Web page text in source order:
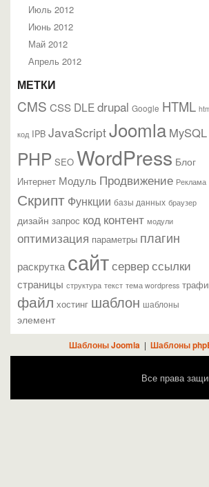
Июль 2012
Июнь 2012
Май 2012
Апрель 2012
МЕТКИ
CMS CSS DLEdrupal Google HTML
код IPB JavaScriptJoomla MySQL
PHP SEO WordPress Блог
Интернет Модуль Продвижение Реклама
Скрипт Функции базы данных браузер
дизайн запрос код контент модули
оптимизация параметры плагин
раскрутка сайтсерверссылки
страницы структура текст тема wordpress
файл хостинг шаблон шаблоны
элемент
Шаблоны Joomla | Шаблоны
Все права